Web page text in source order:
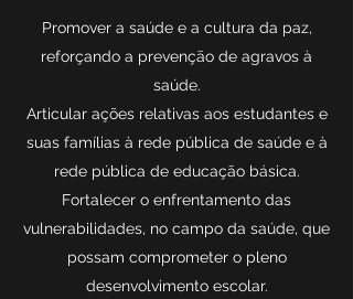
Promover a saúde e a cultura da paz,
reforçando a prevenção de agravos à
saúde.
Articular ações relativas aos estudantes e
suas famílias à rede pública de saúde e à
rede pública de educação básica.
Fortalecer o enfrentamento das
vulnerabilidades, no campo da saúde, que
possam comprometer o pleno
desenvolvimento escolar.